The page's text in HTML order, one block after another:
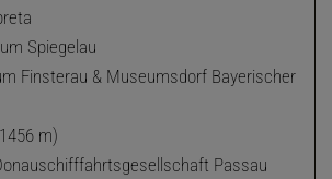
Spiegelau
Finsterau & Museumsdorf Bayerischer
m)
Passau